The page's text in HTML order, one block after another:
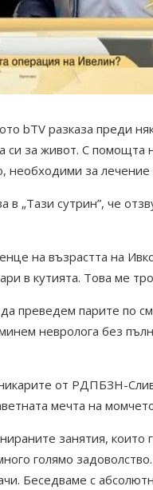
bTV разказа преди
си за живот. С
за
„Тази сутрин”, че
на възрастта на
в кутията. Това ме
преведем парите по
невролога без
от РДПБЗН-
мечта на
занятия, които
голямо
Беседваме с